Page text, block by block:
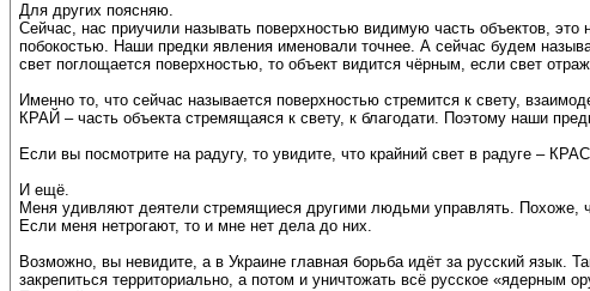
Для других поясняю.
Сейчас, нас приучили называть поверхностью видимую часть объектов, это
побокостью. Наши предки явления именовали точнее. А сейчас будем
свет поглощается поверхностью, то объект видится чёрным, если свет
Именно то, что сейчас называется поверхностью стремится к свету,
КРАЙ – часть объекта стремящаяся к свету, к благодати. Поэтому наши
Если вы посмотрите на радугу, то увидите, что крайний свет в радуге –
И ещё.
Меня удивляют деятели стремящиеся другими людьми управлять. Похоже,
Если меня нетрогают, то и мне нет дела до них.
Возможно, вы невидите, а в Украине главная борьба идёт за русский язык.
закрепиться территориально, а потом и уничтожать всё русское «ядерным